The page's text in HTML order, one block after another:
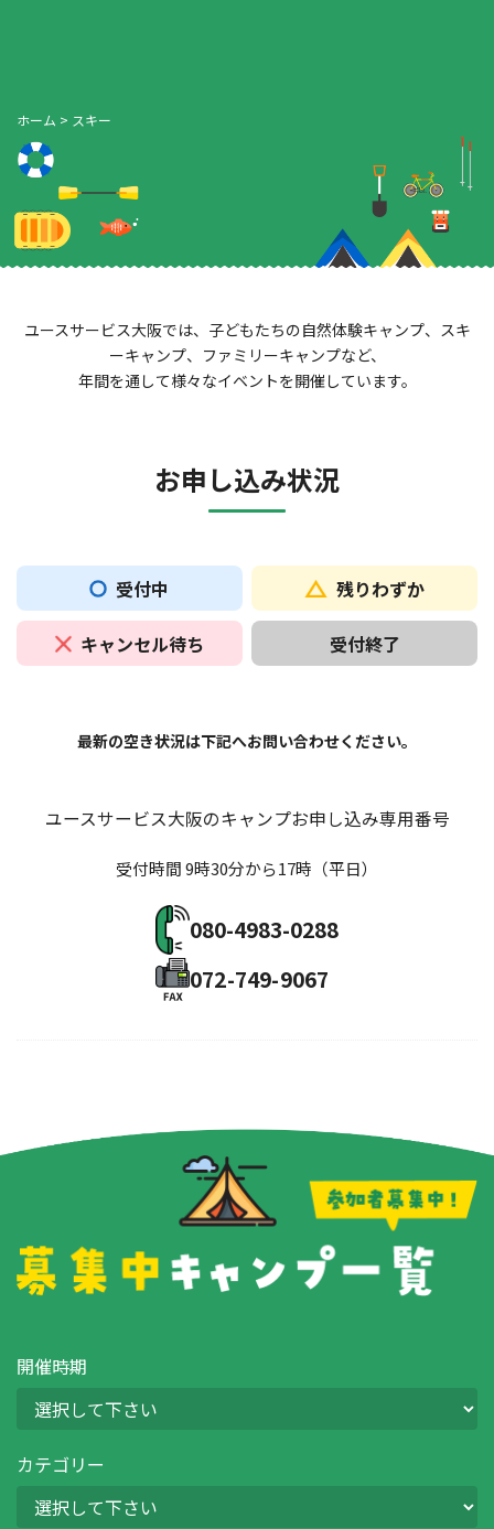
ホーム > スキー
ユースサービス大阪では、子どもたちの自然体験キャンプ、スキ
ーキャンプ、ファミリーキャンプなど、
年間を通して様々なイベントを開催しています。
お申し込み状況
受付中 残りわずか
キャンセル待ち 受付終了
最新の空き状況は下記へお問い合わせください。
ユースサービス大阪のキャンプお申し込み専用番号
受付時間 9時30分から17時（平日）
080-4983-0288
072-749-9067
開催時期
カテゴリー